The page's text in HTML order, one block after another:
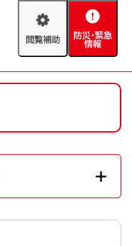
閲
助
防
緊
AED設置箇所